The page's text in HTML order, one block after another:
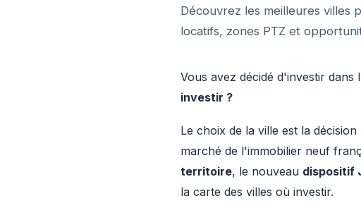
Découvrez les meilleures villes
locatifs, zones PTZ et
Vous avez décidé d'investir
investir ?
Le choix de la ville est la
marché de l'immobilier neuf
territoire, le nouveau dispositif
la carte des villes où investir.